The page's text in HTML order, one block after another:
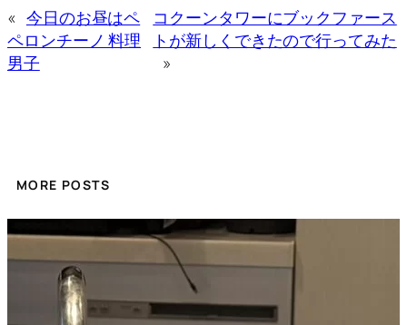
« 今日のお昼はペ
ペロンチーノ 料理
男子
コクーンタワーにブックファース
トが新しくできたので行ってみた
»
MORE POSTS